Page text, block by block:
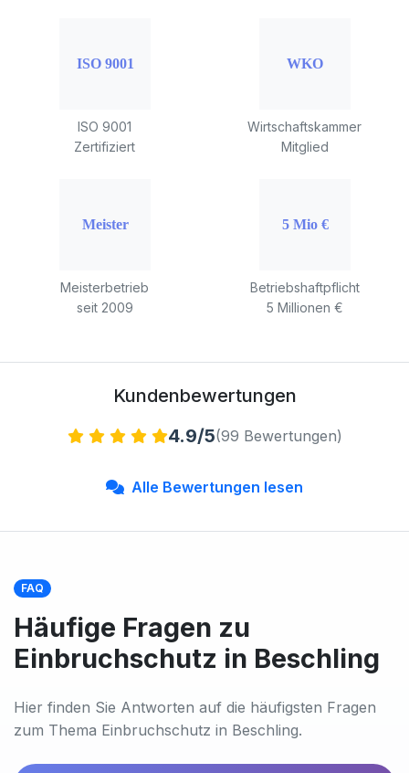
ISO 9001
Zertifiziert
Wirtschaftskammer
Mitglied
Meisterbetrieb
seit 2009
Betriebshaftpflicht
5 Millionen €
Kundenbewertungen
4.9/5(99 Bewertungen)
Alle Bewertungen lesen
FAQ
Häufige Fragen zu
Einbruchschutz in Beschling
Hier finden Sie Antworten auf die häufigsten Fragen
zum Thema Einbruchschutz in Beschling.